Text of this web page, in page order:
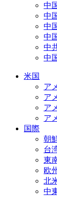
中
中
中
中
中
中
米国
ア
ア
ア
ア
国際
朝
台
東
欧
北
中